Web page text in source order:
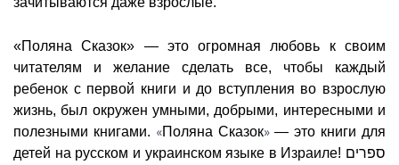
«Поляна Сказок» — это огромная любовь к своим
читателям и желание сделать все, чтобы каждый
ребенок с первой книги и до вступления во взрослую
жизнь, был окружен умными, добрыми, интересными и
полезными книгами. «Поляна Сказок»— это книги для
детей на русском и украинском языке в Израиле! ספרים